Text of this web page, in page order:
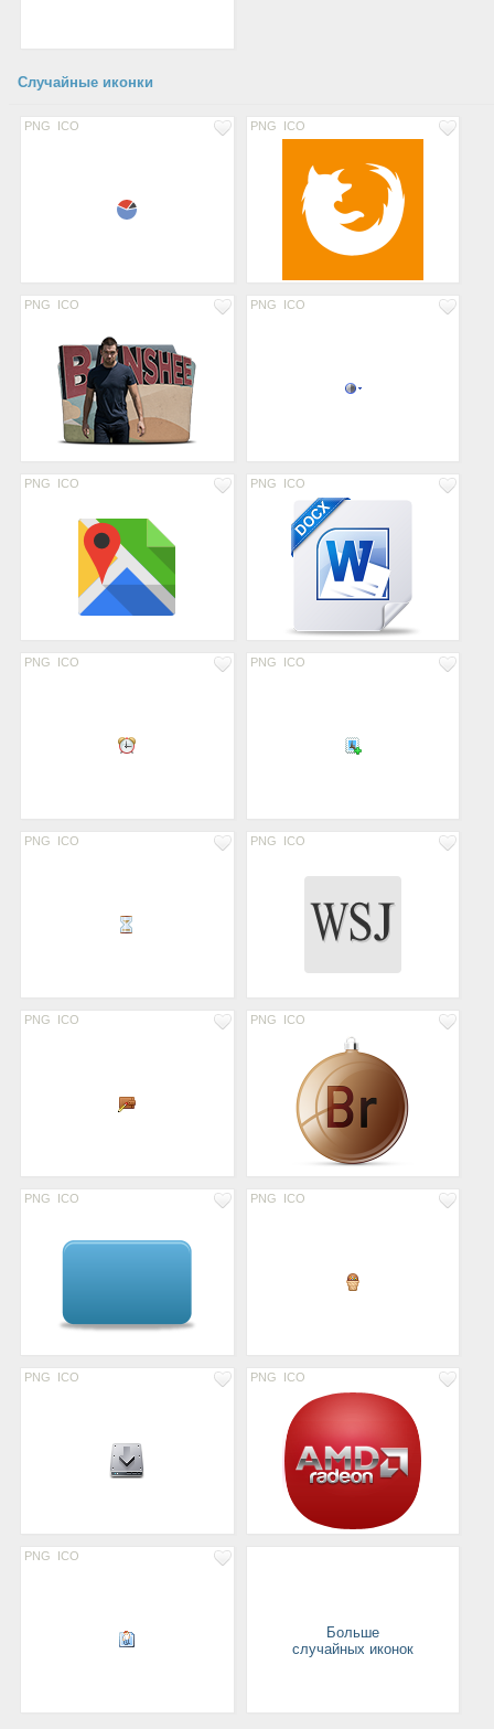
Случайные иконки
PNG ICO PNG ICO
PNG ICO PNG ICO
PNG ICO PNG ICO
PNG ICO PNG ICO
PNG ICO PNG ICO
PNG ICO PNG ICO
PNG ICO PNG ICO
PNG ICO PNG ICO
PNG ICO
Больше
случайных иконок